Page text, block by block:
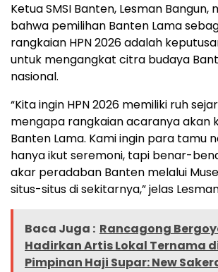
Ketua SMSI Banten, Lesman
bahwa pemilihan Banten Lama
rangkaian HPN 2026 adalah
untuk mengangkat citra budaya
nasional.
“Kita ingin HPN 2026 memiliki ruh
mengapa rangkaian acaranya akan
Banten Lama. Kami ingin para tamu
hanya ikut seremoni, tapi benar-
akar peradaban Banten melalui
situs-situs di sekitarnya,” jelas
Baca Juga : Rancagong
Hadirkan Artis Lokal Ternama
Pimpinan Haji Supar: New